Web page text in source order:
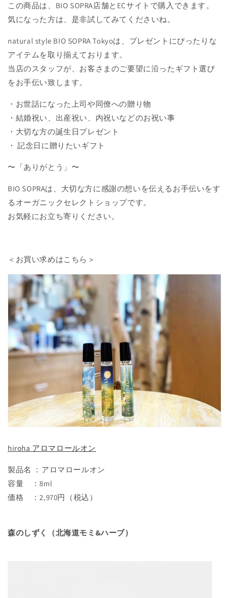
この商品は、BIO SOPRA店舗とECサイトで購入できます。
気になった方は、是非試してみてくださいね。
natural style BIO SOPRA Tokyoは、プレゼントにぴったりな
アイテムを取り揃えております。
当店のスタッフが、お客さまのご要望に沿ったギフト選び
をお手伝い致します。
・お世話になった上司や同僚への贈り物
・結婚祝い、出産祝い、内祝いなどのお祝い事
・大切な方の誕生日プレゼント
・ 記念日に贈りたいギフト
〜「ありがとう」〜
BIO SOPRAは、大切な方に感謝の想いを伝えるお手伝いをす
るオーガニックセレクトショップです。
お気軽にお立ち寄りください。
＜お買い求めはこちら＞
hiroha アロマロールオン
製品名
：アロマロールオン
容量 ：8ml
価格 ：2,970円（税込）
森のしずく（北海道モミ&ハーブ）